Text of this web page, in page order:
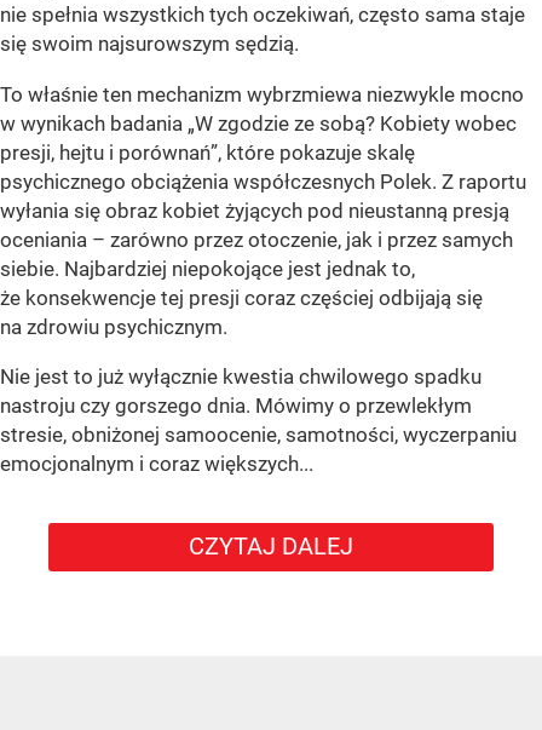
nie spełnia wszystkich tych oczekiwań, często sama staje
się swoim najsurowszym sędzią.
To właśnie ten mechanizm wybrzmiewa niezwykle mocno
w wynikach badania „W zgodzie ze sobą? Kobiety wobec
presji, hejtu i porównań”, które pokazuje skalę
psychicznego obciążenia współczesnych Polek. Z raportu
wyłania się obraz kobiet żyjących pod nieustanną presją
oceniania – zarówno przez otoczenie, jak i przez samych
siebie. Najbardziej niepokojące jest jednak to,
że konsekwencje tej presji coraz częściej odbijają się
na zdrowiu psychicznym.
Nie jest to już wyłącznie kwestia chwilowego spadku
nastroju czy gorszego dnia. Mówimy o przewlekłym
stresie, obniżonej samoocenie, samotności, wyczerpaniu
emocjonalnym i coraz większych...
CZYTAJ DALEJ